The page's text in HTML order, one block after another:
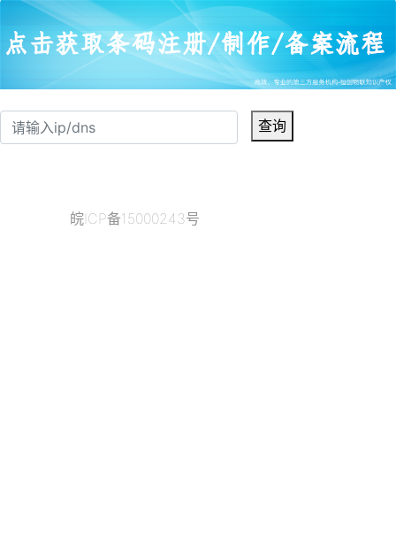
查询
皖ICP备15000243号